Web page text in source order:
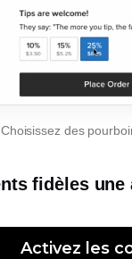
Choisissez des
fidèles
Activez les